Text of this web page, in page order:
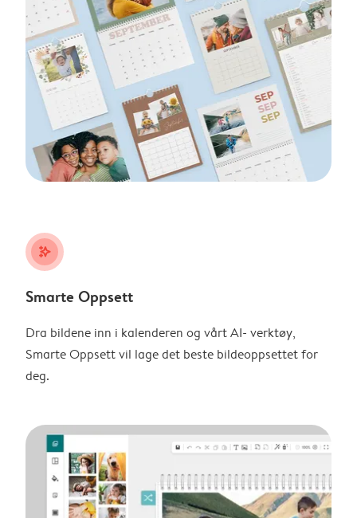
stars_plus
Smarte Oppsett
Dra bildene inn i kalenderen og vårt AI- verktøy,
Smarte Oppsett vil lage det beste bildeoppsettet for
deg.